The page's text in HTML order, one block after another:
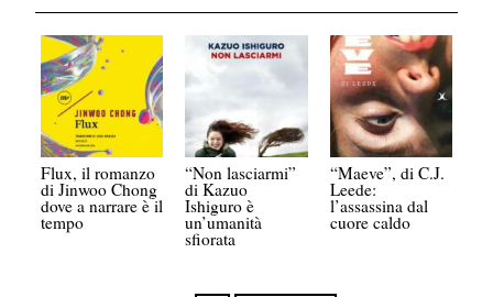
Flux, il romanzo
di Jinwoo Chong
dove a narrare è il
tempo
“Non lasciarmi”
di Kazuo
Ishiguro è
un’umanità
sfiorata
“Maeve”, di C.J.
Leede:
l’assassina dal
cuore caldo